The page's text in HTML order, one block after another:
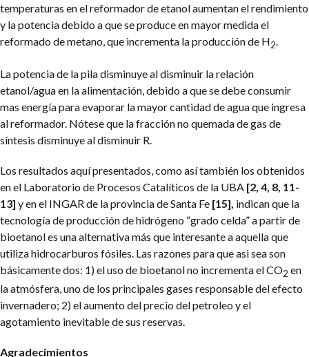
temperaturas en el reformador de etanol aumentan el rendimiento
y la potencia debido a que se produce en mayor medida el
reformado de metano, que incrementa la producción de H2.
La potencia de la pila disminuye al disminuir la relación
etanol/agua en la alimentación, debido a que se debe consumir
mas energía para evaporar la mayor cantidad de agua que ingresa
al reformador. Nótese que la fracción no quemada de gas de
síntesis disminuye al disminuir R.
Los resultados aquí presentados, como así también los obtenidos
en el Laboratorio de Procesos Catalíticos de la UBA [2, 4, 8, 11-
13] y en el INGAR de la provincia de Santa Fe [15], indican que la
tecnología de producción de hidrógeno “grado celda” a partir de
bioetanol es una alternativa más que interesante a aquella que
utiliza hidrocarburos fósiles. Las razones para que asi sea son
básicamente dos: 1) el uso de bioetanol no incrementa el CO2 en
la atmósfera, uno de los principales gases responsable del efecto
invernadero; 2) el aumento del precio del petroleo y el
agotamiento inevitable de sus reservas.
Agradecimientos